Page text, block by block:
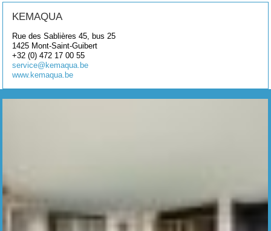
KEMAQUA
Rue des Sablières 45, bus 25
1425 Mont-Saint-Guibert
+32 (0) 472 17 00 55
service@kemaqua.be
www.kemaqua.be